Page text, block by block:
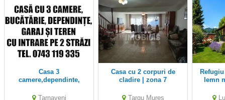
Casa 3
camere,dependinte,
Tarnaveni-Centru
Tarnaveni
Casa cu 2 corpuri de
cladire | zona 7
Targu Mures
Refugiu pretios:jacuzzi,
lemn
cuptor,